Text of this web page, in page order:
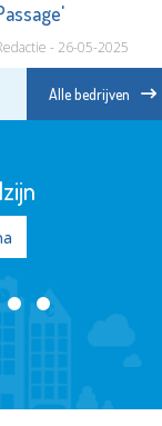
- 26-05-2025
Alle bedrijven